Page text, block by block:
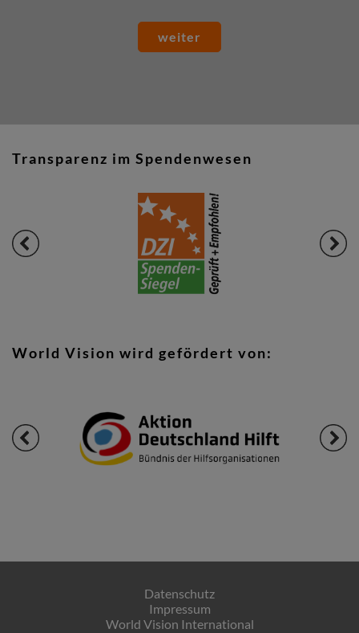
weiter
Transparenz im Spendenwesen
World Vision wird gefördert von:
Datenschutz
Impressum
World Vision International